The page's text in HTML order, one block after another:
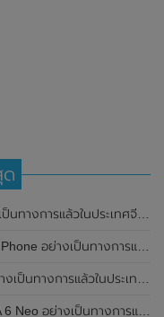
ด
ตเตอรี่สุดอึดขนาดใหญ่ 6,500mAh พร้อมรองรับการชาร์จไว 80W
ทางการแล้ว มาพร้อมธีมสีชมพูสดใส
างการแล้วในประเทศอินเดีย
แล้วในประเทศไทย ในราคา 8,499 บาท